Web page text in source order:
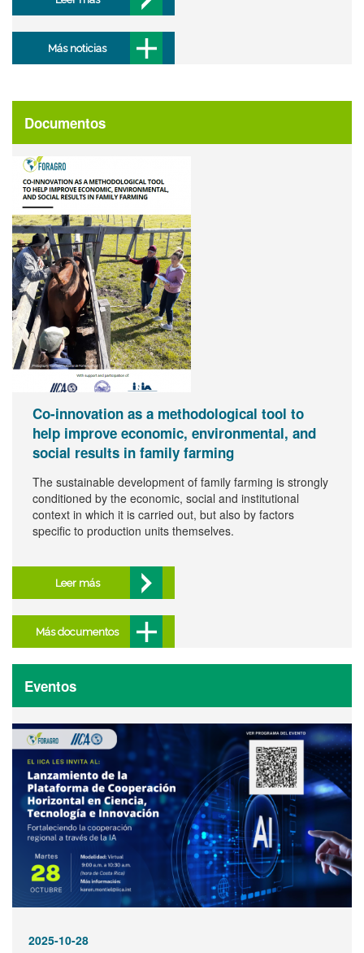
Más noticias
Documentos
Co-innovation as a methodological tool to
help improve economic, environmental, and
social results in family farming
The sustainable development of family farming is strongly
conditioned by the economic, social and institutional
context in which it is carried out, but also by factors
specific to production units themselves.
Leer más
Más documentos
Eventos
2025-10-28